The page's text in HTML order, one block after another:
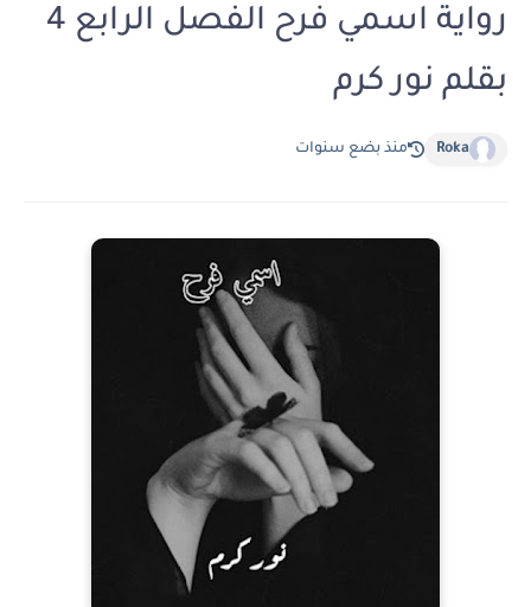
رواية اسمي فرح الفصل الرابع 4
بقلم نور كرم
Roka منذ بضع سنوات